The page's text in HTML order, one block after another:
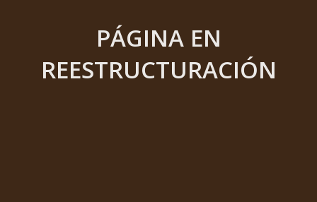
PÁGINA EN
REESTRUCTURACIÓN